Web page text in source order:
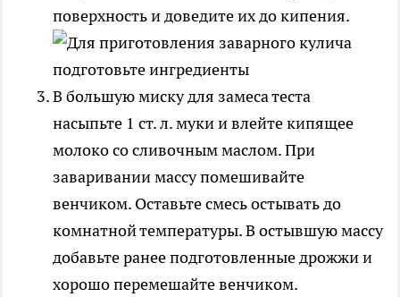
поверхность и доведите их до кипения.
В большую миску для замеса теста
насыпьте 1 ст. л. муки и влейте кипящее
молоко со сливочным маслом. При
заваривании массу помешивайте
венчиком. Оставьте смесь остывать до
комнатной температуры. В остывшую массу
добавьте ранее подготовленные дрожжи и
хорошо перемешайте венчиком.